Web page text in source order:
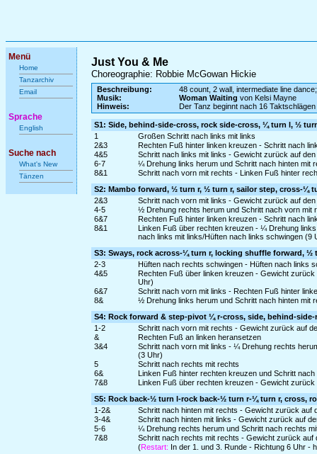
Menü
Home
Tanzarchiv
Email
Sprache
English
Suche nach
What's New
Tänzen
Just You & Me
Choreographie: Robbie McGowan Hickie
Beschreibung:
48 count, 2 wall, intermediate line
Musik:
Woman Waiting von Kelsi Mayne
Hinweis:
Der Tanz beginnt nach 16 Taktschlägen
S1: Side, behind-side-cross, rock side-cross, ¼ turn l, ½
1
Großen Schritt nach links mit links
2&3
Rechten Fuß hinter linken kreuzen - Schritt nach
4&5
Schritt nach links mit links - Gewicht zurück auf
6-7
¼ Drehung links herum und Schritt nach hinten mit
8&1
Schritt nach vorn mit rechts - Linken Fuß hinter
S2: Mambo forward, ½ turn r, ½ turn r, sailor step, cross-¼
2&3
Schritt nach vorn mit links - Gewicht zurück auf
4-5
½ Drehung rechts herum und Schritt nach vorn mit
6&7
Rechten Fuß hinter linken kreuzen - Schritt nach
8&1
Linken Fuß über rechten kreuzen - ¼ Drehung
nach links mit links/Hüften nach links schwingen (9
S3: Sways, rock across-¼ turn r, locking shuffle forward,
2-3
Hüften nach rechts schwingen - Hüften nach links
4&5
Rechten Fuß über linken kreuzen - Gewicht
Uhr)
6&7
Schritt nach vorn mit links - Rechten Fuß hinter
8&
½ Drehung links herum und Schritt nach hinten mit
S4: Rock forward & step-pivot ¼ r-cross, side, behind-side-
1-2
Schritt nach vorn mit rechts - Gewicht zurück auf
&
Rechten Fuß an linken heransetzen
3&4
Schritt nach vorn mit links - ¼ Drehung rechts
(3 Uhr)
5
Schritt nach rechts mit rechts
6&
Linken Fuß hinter rechten kreuzen und Schritt
7&8
Linken Fuß über rechten kreuzen - Gewicht
S5: Rock back-½ turn l-rock back-½ turn r-¼ turn r, cross,
1-2&
Schritt nach hinten mit rechts - Gewicht zurück
3-4&
Schritt nach hinten mit links - Gewicht zurück auf
5-6
¼ Drehung rechts herum und Schritt nach rechts
7&8
Schritt nach rechts mit rechts - Gewicht zurück
(Restart: In der 1. und 3. Runde - Richtung 6 Uhr -